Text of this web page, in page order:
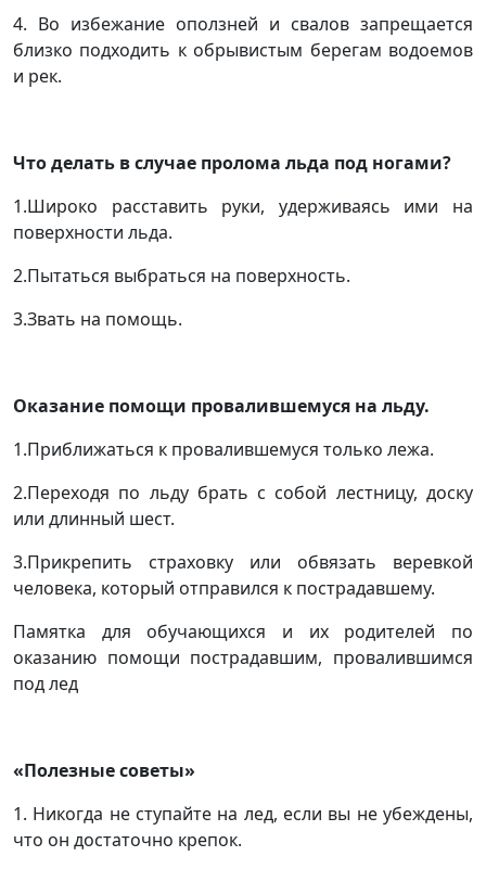
4. Во избежание оползней и свалов запрещается
близко подходить к обрывистым берегам водоемов
и рек.
Что делать в случае пролома льда под ногами?
1.Широко расставить руки, удерживаясь ими на
поверхности льда.
2.Пытаться выбраться на поверхность.
3.Звать на помощь.
Оказание помощи провалившемуся на льду.
1.Приближаться к провалившемуся только лежа.
2.Переходя по льду брать с собой лестницу, доску
или длинный шест.
3.Прикрепить страховку или обвязать веревкой
человека, который отправился к пострадавшему.
Памятка для обучающихся и их родителей по
оказанию помощи пострадавшим, провалившимся
под лед
«Полезные советы»
1. Никогда не ступайте на лед, если вы не убеждены,
что он достаточно крепок.